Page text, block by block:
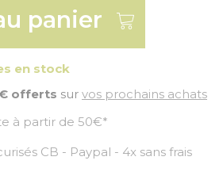
panier
en stock
offerts sur vos prochains achats
à partir de 50€*
CB - Paypal - 4x sans frais